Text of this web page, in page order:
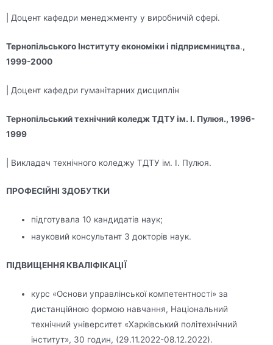
| Доцент кафедри менеджменту у виробничій сфері.
Тернопільського Інституту економіки і підприємництва.,
1999-2000
| Доцент кафедри гуманітарних дисциплін
Тернопільськийтехнічний коледж ТДТУ ім. І. Пулюя., 1996-
1999
| Викладач технічного коледжу ТДТУ ім. І. Пулюя.
ПРОФЕСІЙНІ ЗДОБУТКИ
підготувала 10 кандидатів наук;
науковий консультант 3 докторів наук.
ПІДВИЩЕННЯ КВАЛІФІКАЦІЇ
курс «Основи управлінської компетентності» за
дистанційною формою навчання, Національний
технічний університет «Харківський політехнічний
інститут», 30 годин, (29.11.2022-08.12.2022).